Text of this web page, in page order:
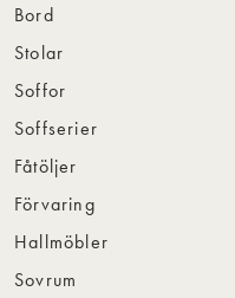
Bord
Stolar
Soffor
Soffserier
Fåtöljer
Förvaring
Hallmöbler
Sovrum